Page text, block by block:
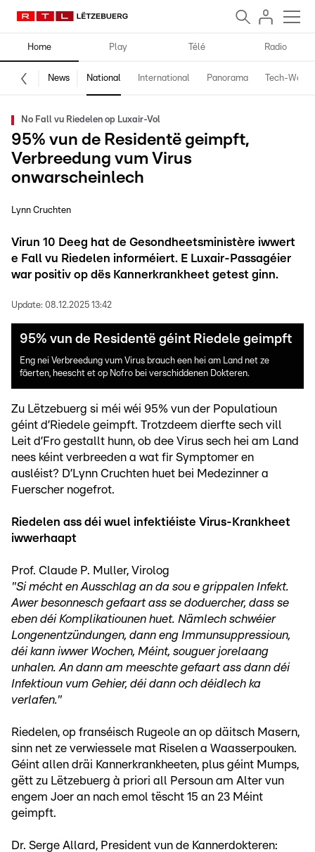
Home Play Télé Radio
News National International Panorama Tech-World
No Fall vu Riedelen op Luxair-Vol
95% vun de Residentë geimpft,
Verbreedung vum Virus
onwarscheinlech
Lynn Cruchten
Virun 10 Deeg hat de Gesondheetsministère iwwert
e Fall vu Riedelen informéiert. E Luxair-Passagéier
war positiv op dës Kannerkrankheet getest ginn.
Update: 08.12.2025 13:42
95% vun de Residentë géint Riedele geimpft
Eng nei Verbreedung vum Virus brauch een hei am Land net ze
fäerten, heescht et op Nofro bei verschiddenen Dokteren.
Zu Lëtzebuerg si méi wéi 95% vun der Populatioun
géint d’Riedele geimpft. Trotzdeem dierfte sech vill
Leit d’Fro gestallt hunn, ob dee Virus sech hei am Land
nees kéint verbreeden a wat fir Symptomer en
ausléist? D’Lynn Cruchten huet bei Medezinner a
Fuerscher nogefrot.
Riedelen ass déi wuel infektiéiste Virus-Krankheet
iwwerhaapt
Prof. Claude P. Muller, Virolog
"Si mécht en Ausschlag an da sou e grippalen Infekt.
Awer besonnesch gefaart ass se doduercher, dass se
eben déi Komplikatiounen huet. Nämlech schwéier
Longenentzündungen, dann eng Immunsuppressioun,
déi kann iwwer Wochen, Méint, souguer jorelaang
unhalen. An dann am meeschte gefaart ass dann déi
Infektioun vum Gehier, déi dann och déidlech ka
verlafen."
Riedelen, op franséisch Rugeole an op däitsch Masern,
sinn net ze verwiessele mat Riselen a Waasserpouken.
Géint allen dräi Kannerkrankheeten, plus géint Mumps,
gëtt zu Lëtzebuerg à priori all Persoun am Alter vun
engem Joer an nach emol tëscht 15 an 23 Méint
geimpft.
Dr. Serge Allard, President vun de Kannerdokteren: